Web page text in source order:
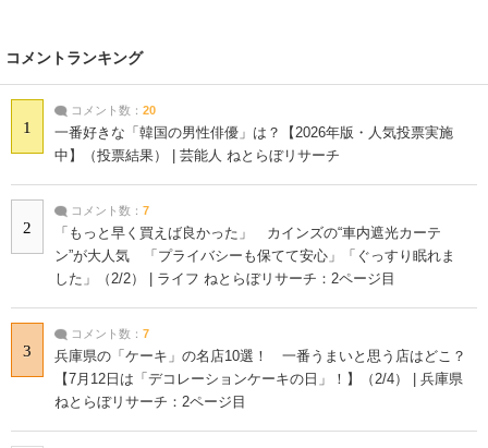
コメントランキング
1
コメント数： 20
一番好きな「韓国の男性俳優」は？【2026年版・人気投票実施
中】（投票結果） | 芸能人 ねとらぼリサーチ
2
コメント数： 7
「もっと早く買えば良かった」 カインズの“車内遮光カーテ
ン”が大人気 「プライバシーも保てて安心」「ぐっすり眠れま
した」（2/2） | ライフ ねとらぼリサーチ：2ページ目
3
コメント数： 7
兵庫県の「ケーキ」の名店10選！ 一番うまいと思う店はどこ？
【7月12日は「デコレーションケーキの日」！】（2/4） | 兵庫県
ねとらぼリサーチ：2ページ目